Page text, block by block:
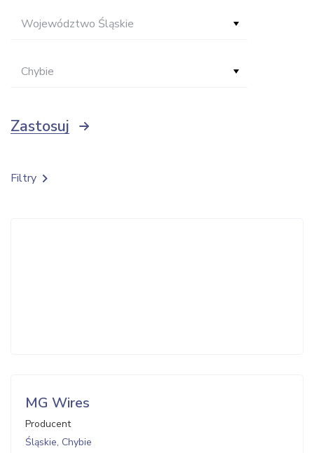
Województwo Śląskie
Chybie
Zastosuj
MG Wires
Producent
Śląskie, Chybie
Filtry